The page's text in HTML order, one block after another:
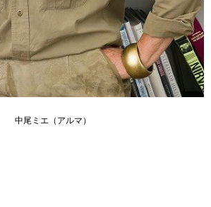
中尾ミエ（アルマ）